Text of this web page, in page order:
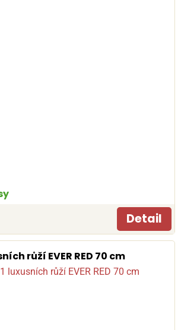
Detail
růží EVER RED 70 cm